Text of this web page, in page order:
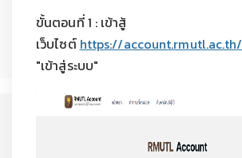
ขั้นตอนที่ 1 : เข้าสู้
เว็บไซต์ https://account.rmutl.ac.th/
"เข้าสู่ระบบ"